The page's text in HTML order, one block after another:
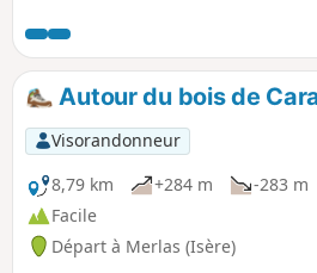
chemin est fermé en hiver.
Autour du bois de
Visorandonneur
8,79 km
+284 m -283 m
Facile
Départ à Merlas (Isère)